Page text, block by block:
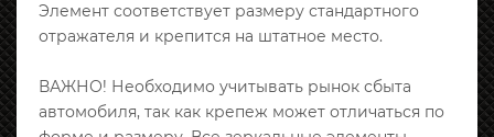
Элемент соответствует размеру стандартного
отражателя и крепится на штатное место.
ВАЖНО! Необходимо учитывать рынок сбыта
автомобиля, так как крепеж может отличаться по